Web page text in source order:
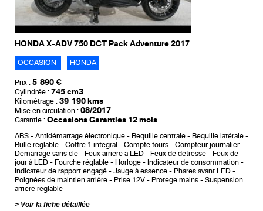
HONDA X-ADV 750 DCT Pack Adventure 2017
OCCASION HONDA
Prix : 5 890 €
Cylindrée : 745 cm3
Kilométrage : 39 190 kms
Mise en circulation : 08/2017
Garantie : Occasions Garanties 12 mois
ABS Antidémarrage électronique Bequille centrale
Bequille latérale
Bulle réglable
Coffre 1 intégral Compte tours
Compteur journalier
Démarrage sans clé
Feux arrière à LED Feux de détresse
Feux de
jour à LED
Fourche réglable Horloge
Indicateur de consommation
Indicateur de rapport engagé
Jauge à essence
Phares avant LED
Poignées de maintien arrière
Prise 12V Protege mains
Suspension
arrière réglable
Voir la fiche détaillée